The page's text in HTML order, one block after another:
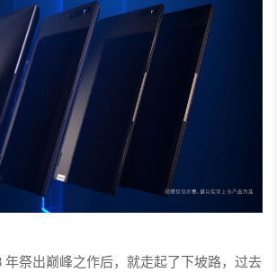
年祭出巅峰之作后，就走起了下坡路，过去